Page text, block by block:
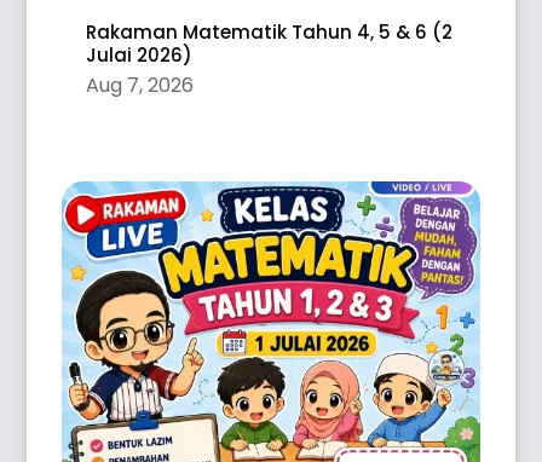
Rakaman Matematik Tahun 4, 5 & 6 (2
Julai 2026)
Aug 7, 2026